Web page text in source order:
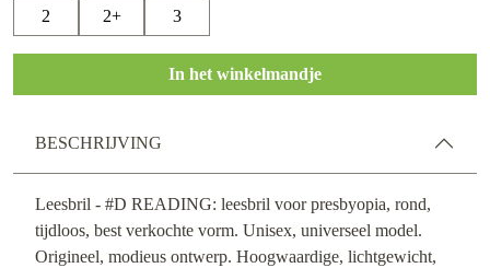
2 2+ 3
In het winkelmandje
BESCHRIJVING
Leesbril - #D READING: leesbril voor presbyopia, rond,
tijdloos, best verkochte vorm. Unisex, universeel model.
Origineel, modieus ontwerp. Hoogwaardige, lichtgewicht,